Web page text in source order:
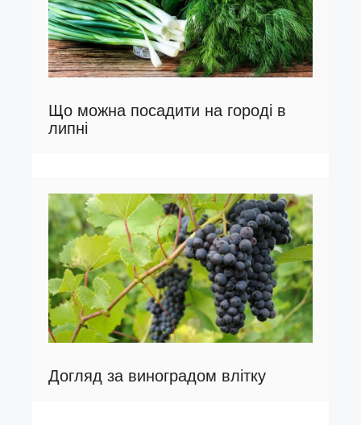
Що можна посадити на городі в
липні
Догляд за виноградом влітку